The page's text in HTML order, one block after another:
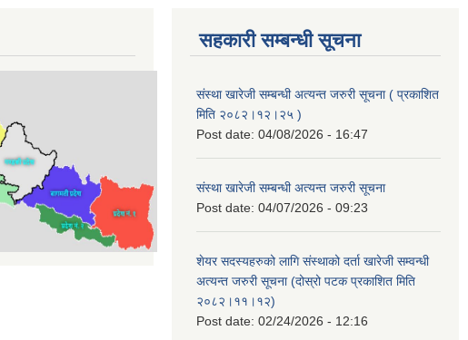
सहकारी सम्बन्धी सूचना
संस्था खारेजी सम्बन्धी अत्यन्त जरुरी सूचना ( प्रकाशित
मिति २०८२।१२।२५ )
Post date: 04/08/2026 - 16:47
संस्था खारेजी सम्बन्धी अत्यन्त जरुरी सूचना
Post date: 04/07/2026 - 09:23
शेयर सदस्यहरुको लागि संस्थाको दर्ता खारेजी सम्वन्धी
अत्यन्त जरुरी सूचना (दोस्रो पटक प्रकाशित मिति
२०८२।११।१२)
Post date: 02/24/2026 - 12:16